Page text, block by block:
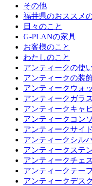
その他
福井県のおススメ
日々のこと
G-PLANの家具
お客様のこと
わたしのこと
アンティークの使
アンティークの装
アンティークウォ
アンティークガラ
アンティークキャ
アンティークコン
アンティークサイ
アンティークシル
アンティークステ
アンティークチェ
アンティークテー
アンティークデス